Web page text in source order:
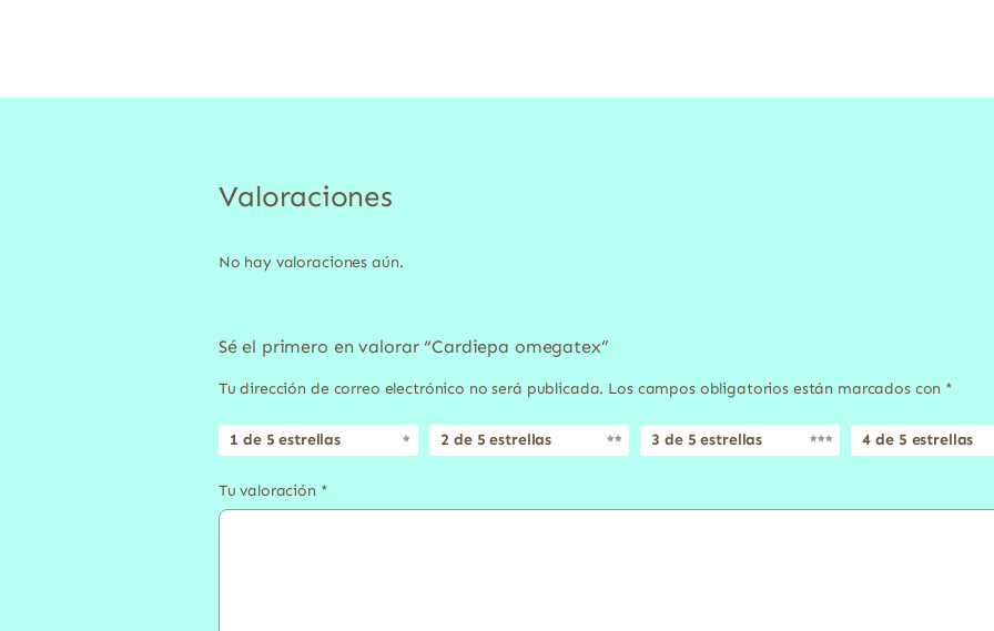
Valoraciones
No hay valoraciones aún.
Sé el primero en valorar “Cardiepa omegatex”
Tu dirección de correo electrónico no será publicada. Los campos obligatorios están marcados con *
1 de 5 estrellas 2 de 5 estrellas 3 de 5 estrellas 4 de 5 estrellas
Tu valoración *